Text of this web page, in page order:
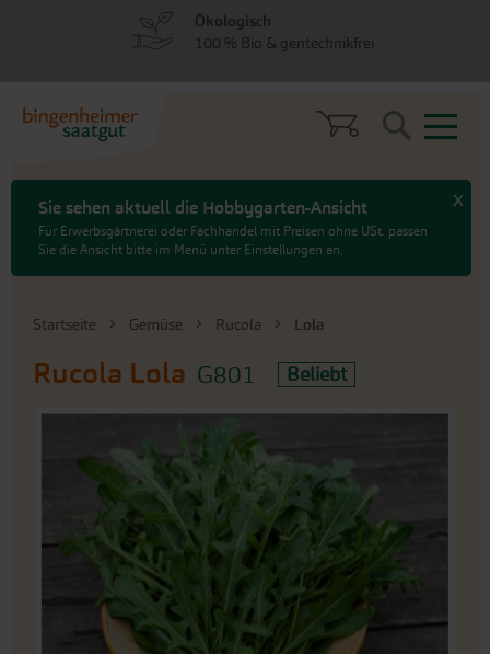
Sie sehen aktuell die Hobbygarten-Ansicht
Für Erwerbsgärtnerei oder Fachhandel mit Preisen ohne USt. passen
Sie die Ansicht bitte im Menü unter Einstellungen an.
x
Search
Startseite Gemüse Rucola Lola
Rucola Lola G801 Beliebt
An
Bildergalerie
springen
Ökologisch
100 % Bio & gentechnikfrei